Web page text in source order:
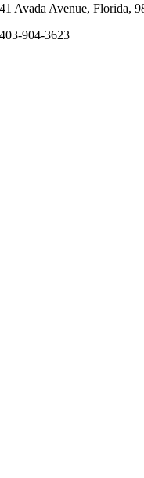
41 Avada Avenue, Florida,
403-904-3623